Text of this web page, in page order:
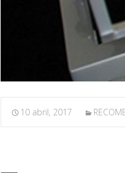
10 abril, 2017